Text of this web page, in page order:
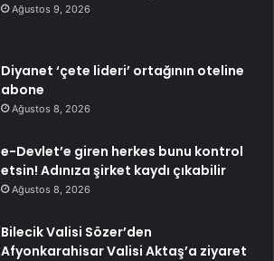
Ağustos 9, 2026
Diyanet ‘çete lideri’ ortağının oteline
abone
Ağustos 8, 2026
e-Devlet’e giren herkes bunu kontrol
etsin! Adınıza şirket kaydı çıkabilir
Ağustos 8, 2026
Bilecik Valisi Sözer’den
Afyonkarahisar Valisi Aktaş’a ziyaret